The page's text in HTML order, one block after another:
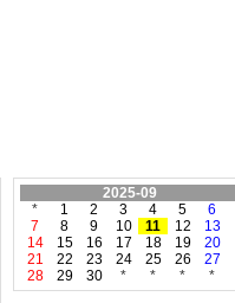
2025-09
*
1 2 3 4 5
6
7
8 9 10 11 12
13
14
15 16 17 18 19
20
21
22 23 24 25 26
27
28
29 30 * * * *